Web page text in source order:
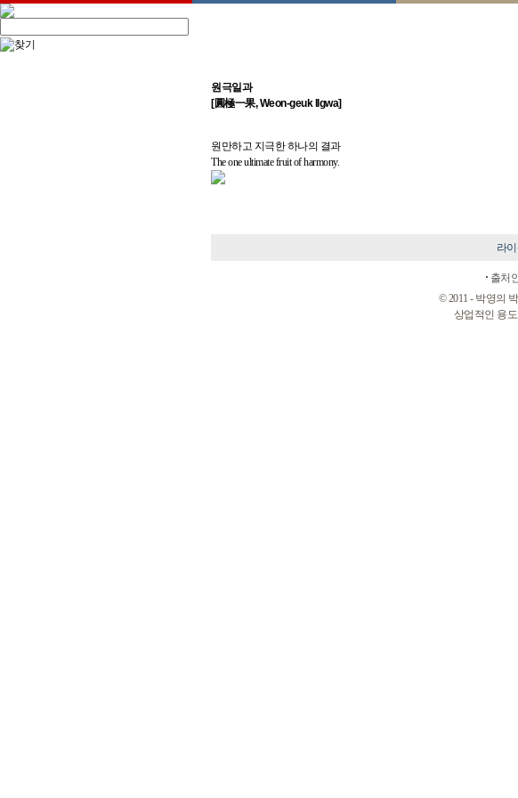
원극일과
[圓極一果, Weon-geuk Ilgwa]
원만하고 지극한 하나의 결과
The one ultimate fruit of harmony.
라
출처
© 2011 - 박영의
상업적인 용